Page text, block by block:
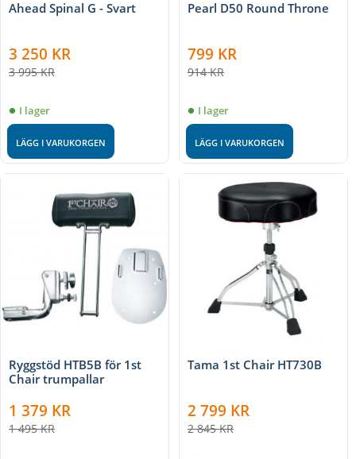
Ahead Spinal G - Svart
3 250 KR
3 995KR
I lager
LÄGG I VARUKORGEN
Pearl D50 Round Throne
799 KR
914KR
I lager
LÄGG I VARUKORGEN
Ryggstöd HTB5B för 1st
Chair trumpallar
1 379 KR
1 495KR
Tama 1st Chair HT730B
2 799 KR
2 845KR